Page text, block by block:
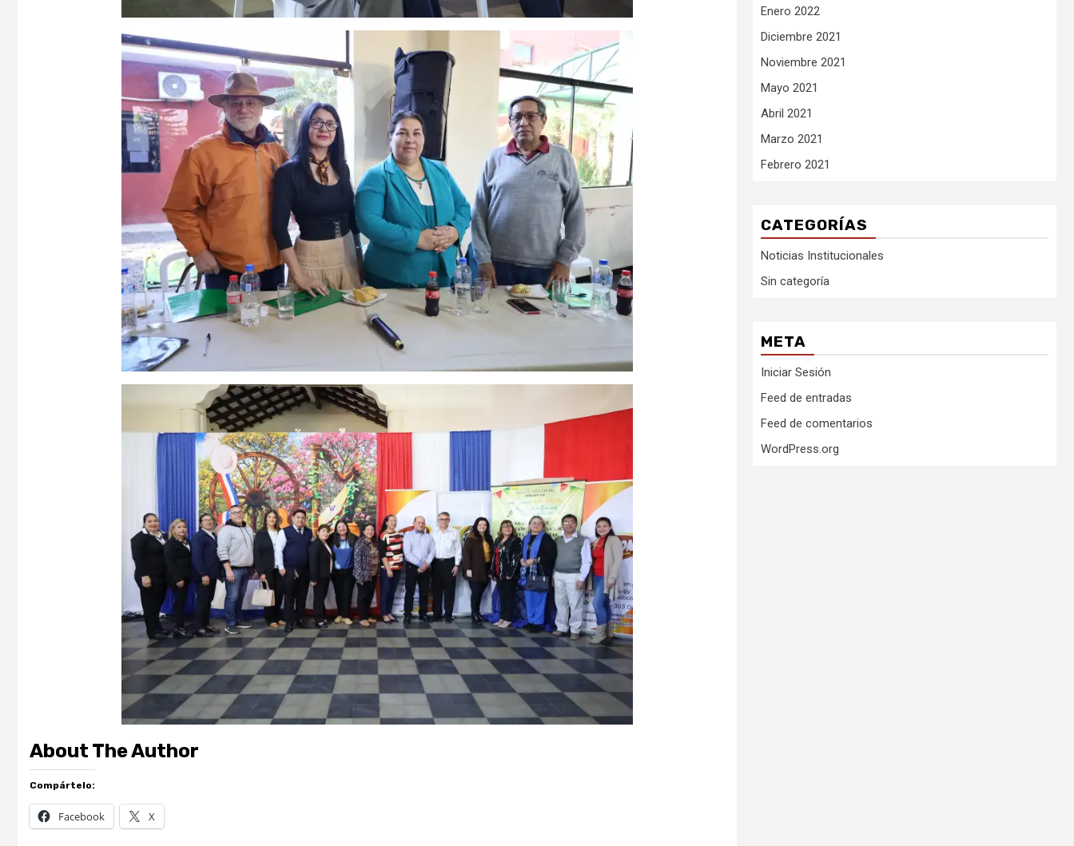
About The Author
Compártelo:
Facebook X
Enero 2022
Diciembre 2021
Noviembre 2021
Mayo 2021
Abril 2021
Marzo 2021
Febrero 2021
CATEGORÍAS
Noticias Institucionales
Sin categoría
META
Iniciar Sesión
Feed de entradas
Feed de comentarios
WordPress.org